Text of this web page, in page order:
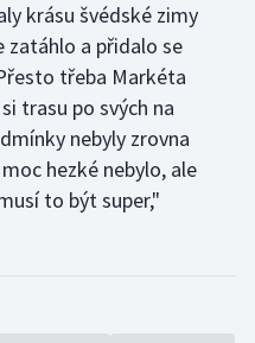
krásu švédské zimy
zatáhlo a přidalo se
třeba Markéta
trasu po svých na
nebyly zrovna
hezké nebylo, ale
to být super,"